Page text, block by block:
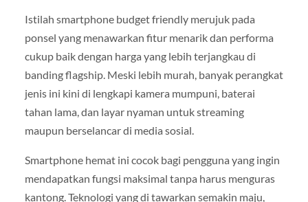
Istilah smartphone budget friendly merujuk pada
ponsel yang menawarkan fitur menarik dan performa
cukup baik dengan harga yang lebih terjangkau di
banding flagship. Meski lebih murah, banyak perangkat
jenis ini kini di lengkapi kamera mumpuni, baterai
tahan lama, dan layar nyaman untuk streaming
maupun berselancar di media sosial.
Smartphone hemat ini cocok bagi pengguna yang ingin
mendapatkan fungsi maksimal tanpa harus menguras
kantong. Teknologi yang di tawarkan semakin maju,